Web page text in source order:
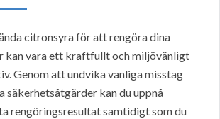
citronsyra för att rengöra dina
kan vara ett kraftfullt och miljövänligt
Genom att undvika vanliga misstag
säkerhetsåtgärder kan du uppnå
rengöringsresultat samtidigt som du